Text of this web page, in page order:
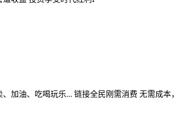
加油、吃喝玩乐... 链接全民刚需消费 无需成本，